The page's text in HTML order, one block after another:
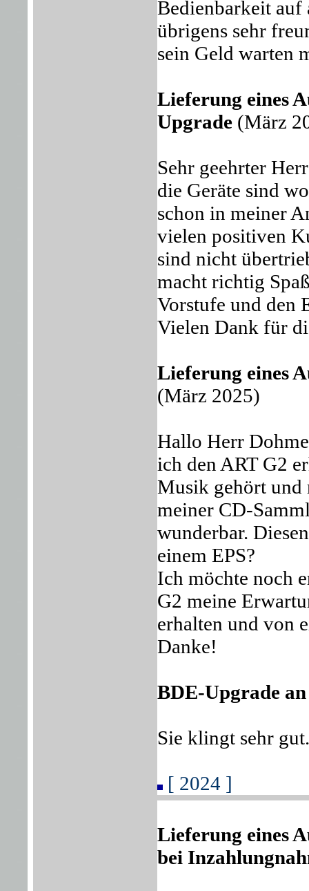
Bedienbarkeit auf
übrigens sehr
sein Geld warten
Lieferung eines
Upgrade (März
Sehr geehrter
die Geräte sind
schon in meiner
vielen positiven
sind nicht
macht richtig
Vorstufe und den
Vielen Dank für
Lieferung eines
(März 2025)
Hallo Herr
ich den ART G2
Musik gehört und
meiner CD-
wunderbar.
einem EPS?
Ich möchte noch
G2 meine
erhalten und von
Danke!
BDE-Upgrade
Sie klingt sehr
[ 2024 ]
Lieferung eines
bei